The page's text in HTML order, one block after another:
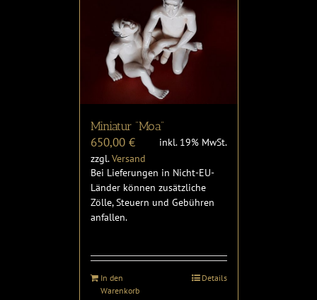
Miniatur “Moa”
650,00 €
inkl. 19% MwSt.
zzgl.Versand
Bei Lieferungen in Nicht-EU-
Länder können zusätzliche
Zölle, Steuern und Gebühren
anfallen.
In den
Warenkorb
Details